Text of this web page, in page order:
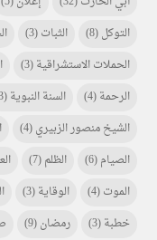
التوكل(8) الثبات(3)
الحملات الاستشراقية(3)
الرحمة(4) السنة النبوية(3)
الشيخ منصور الزبيري(4)
الصيام(6) الظلم(7)
الموت(4) الوقاية(3)
خطبة(3) رمضان(9)